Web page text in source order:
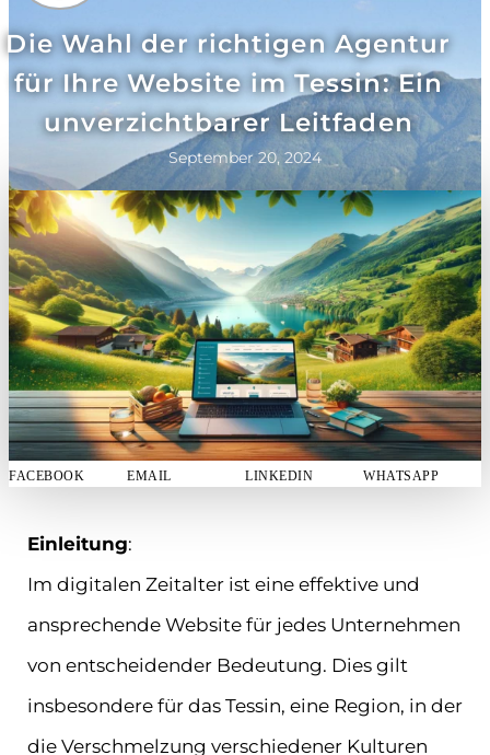
Die Wahl der richtigen Agentur
für Ihre Website im Tessin: Ein
unverzichtbarer Leitfaden
September 20, 2024
FACEBOOK EMAIL LINKEDIN WHATSAPP
Einleitung:
Im digitalen Zeitalter ist eine effektive und
ansprechende Website für jedes Unternehmen
von entscheidender Bedeutung. Dies gilt
insbesondere für das Tessin, eine Region, in der
die Verschmelzung verschiedener Kulturen